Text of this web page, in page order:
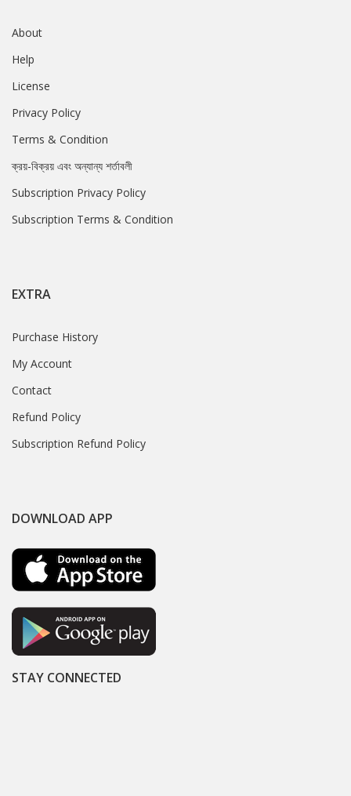
About
Help
License
Privacy Policy
Terms & Condition
ক্রয়-বিক্রয় এবং অন্যান্য শর্তাবলী
Subscription Privacy Policy
Subscription Terms & Condition
EXTRA
Purchase History
My Account
Contact
Refund Policy
Subscription Refund Policy
DOWNLOAD APP
STAY CONNECTED